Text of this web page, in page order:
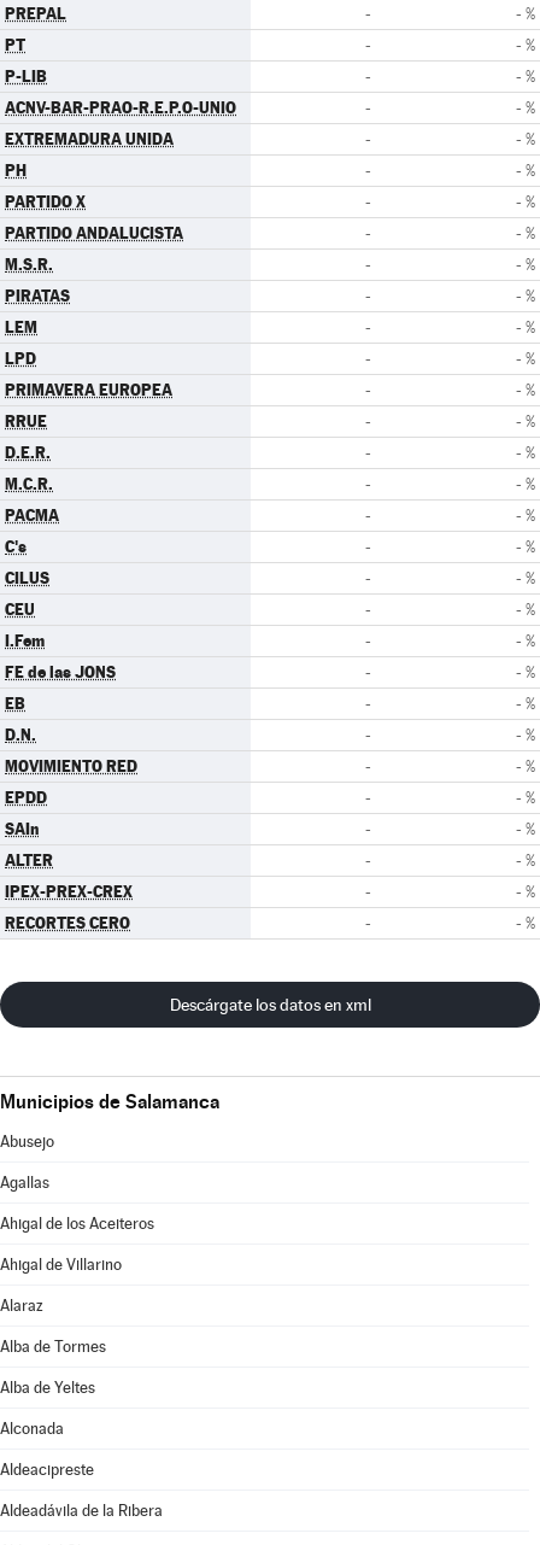
PREPAL - - %
PT - - %
P-LIB - - %
ACNV-BAR-PRAO-R.E.P.O-UNIO - - %
EXTREMADURA UNIDA - - %
PH - - %
PARTIDO X - - %
PARTIDO ANDALUCISTA - - %
M.S.R. - - %
PIRATAS - - %
LEM - - %
LPD - - %
PRIMAVERA EUROPEA - - %
RRUE - - %
D.E.R. - - %
M.C.R. - - %
PACMA - - %
C's - - %
CILUS - - %
CEU - - %
I.Fem - - %
FE de las JONS - - %
EB - - %
D.N. - - %
MOVIMIENTO RED - - %
EPDD - - %
SAIn - - %
ALTER - - %
IPEX-PREX-CREX - - %
RECORTES CERO - - %
Descárgate los datos en xml
Municipios de Salamanca
Abusejo
Agallas
Ahigal de los Aceiteros
Ahigal de Villarino
Alaraz
Alba de Tormes
Alba de Yeltes
Alconada
Aldeacipreste
Aldeadávila de la Ribera